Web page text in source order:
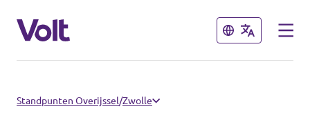
Sluiten
Communities
Sluiten
Standpunten Overijssel/Zwolle